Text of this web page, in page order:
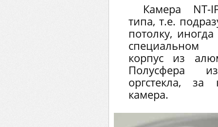
Камера NT-
типа, т.е.
потолку,
специальном
корпус из
Полусфера
оргстекла, за
камера.